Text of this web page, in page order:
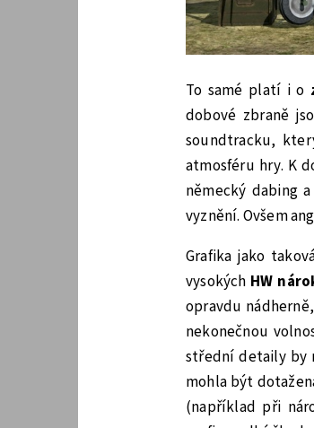
To samé platí i o
dobové zbraně
soundtracku,
atmosféru hry. K
německý dabing
vyznění. Ovšem
Grafika jako
vysokých HW
opravdu
nekonečnou
střední detaily by
mohla být
(například při